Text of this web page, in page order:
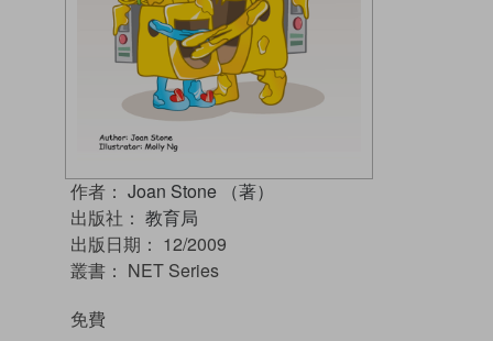
作者： Joan Stone （著）
出版社： 教育局
出版日期： 12/2009
叢書： NET Series
免費